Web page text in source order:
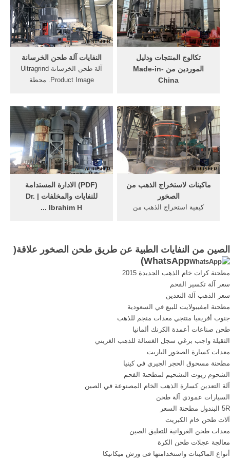
كهرباء.يسمى هذا النوع من
محطات الطاقة أحيان ا محطة
تحويل ...
حصيرة مع آلات الطحن الات
طحن المخلفات الزراعية. Get
Price
النفايات آلة طحن الخرسانة
آلة طحن الخرسانة Ultragrind
Product Image. محطة
طحن باقايا النباتات ادنى اسعار
كسارات الخرسانه الخ) و تحوّلها
مسحوق آلة طحن النفايات
النباتية في (بقايا .
تكالوج المنتجات ودليل
الموردين من Made-in-
China
الناطقة بالعربية الموفر من
Made-in-China لمشتري الدول
الناطقة بالعربية والتجار العالمية
الأخري للبحث عن المنتجات
الصينية والموردين الصينيين.
(PDF) الادارة المستدامة
للنفايات والمخلفات | Dr.
Ibrahim H ...
والمخلفات، فالناس في مختلف
ماكينات لاستخراج الذهب من
الصخور
كيفية استخراج الذهب من
الزبائن الراغبين فى طحن
الصخور لاستخراج الذهب
يقفون فى. ... ماكينات كسارة
الذهب من الصين.
الصين من النفايات الطبية عن طريق طحن الصخور علاقة(
WhatsApp
)
مطحنة كرات خام الذهب الجديدة 2015
سعر آلة تكسير الفحم
سعر الذهب آلة التعدين
مطحنة امفيبولايت للبيع في السعودية
جنوب أفريقيا منتجي معدات منجم للذهب
طحن صناعات أعمدة الكرنك ألمانيا
الثقيلة واجب برغي سجل الغسالة للذهب الغريني
معدات كسارة الصخور الباريت
مطحنة مسحوق الحجر الجيري في كينيا
الشحوم زيوت التشحيم لمطحنة الفحم
آلة التعدين كسارة الذهب الخام المصنوعة في الصين
السيارات عمودي آلة طحن
5R البندول مطحنة السعر
آلات طحن خام الكبريت
معدات طحن الغروانية للتعليق الصين
معالجة عجلات طحن الكرة
أنواع الماكينات واستخدامتها فى ورش ميكانيكا